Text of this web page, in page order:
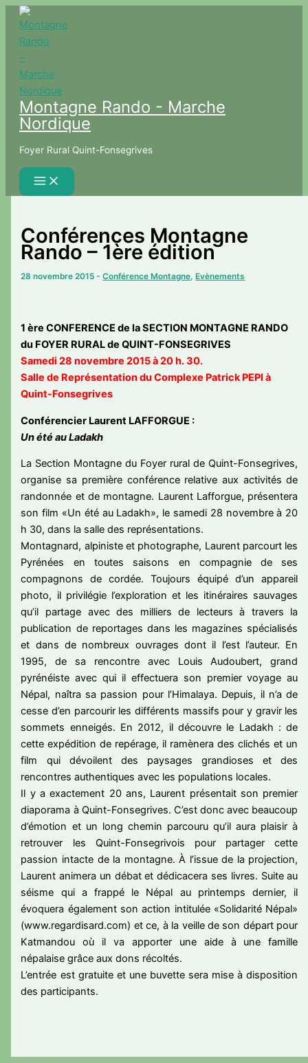
Aller
contenu
Montagne Rando - Marche
Nordique
Foyer Rural Quint-Fonsegrives
Conférences Montagne
Rando – 1ère édition
28 novembre 2015-Conférence Montagne, Evènements
1 ère CONFERENCE de la SECTION MONTAGNE RANDO
du FOYER RURAL de QUINT-FONSEGRIVES
Samedi 28 novembre 2015 à 20 h. 30.
Salle de Représentation du Complexe Patrick PEPI à
Quint-Fonsegrives
Conférencier Laurent LAFFORGUE :
Un été au Ladakh
La Section Montagne du Foyer rural de Quint-Fonsegrives,
organise sa première conférence relative aux activités de
randonnée et de montagne. Laurent Lafforgue, présentera
son film «Un été au Ladakh», le samedi 28 novembre à 20
h 30, dans la salle des représentations.
Montagnard, alpiniste et photographe, Laurent parcourt les
Pyrénées en toutes saisons en compagnie de ses
compagnons de cordée. Toujours équipé d’un appareil
photo, il privilégie l’exploration et les itinéraires sauvages
qu’il partage avec des milliers de lecteurs à travers la
publication de reportages dans les magazines spécialisés
et dans de nombreux ouvrages dont il l’est l’auteur. En
1995, de sa rencontre avec Louis Audoubert, grand
pyrénéiste avec qui il effectuera son premier voyage au
Népal, naîtra sa passion pour l’Himalaya. Depuis, il n’a de
cesse d’en parcourir les différents massifs pour y gravir les
sommets enneigés. En 2012, il découvre le Ladakh : de
cette expédition de repérage, il ramènera des clichés et un
film qui dévoilent des paysages grandioses et des
rencontres authentiques avec les populations locales.
Il y a exactement 20 ans, Laurent présentait son premier
diaporama à Quint-Fonsegrives. C’est donc avec beaucoup
d’émotion et un long chemin parcouru qu’il aura plaisir à
retrouver les Quint-Fonsegrivois pour partager cette
passion intacte de la montagne. À l’issue de la projection,
Laurent animera un débat et dédicacera ses livres. Suite au
séisme qui a frappé le Népal au printemps dernier, il
évoquera également son action intitulée «Solidarité Népal»
(www.regardisard.com) et ce, à la veille de son départ pour
Katmandou où il va apporter une aide à une famille
népalaise grâce aux dons récoltés.
L’entrée est gratuite et une buvette sera mise à disposition
des participants.